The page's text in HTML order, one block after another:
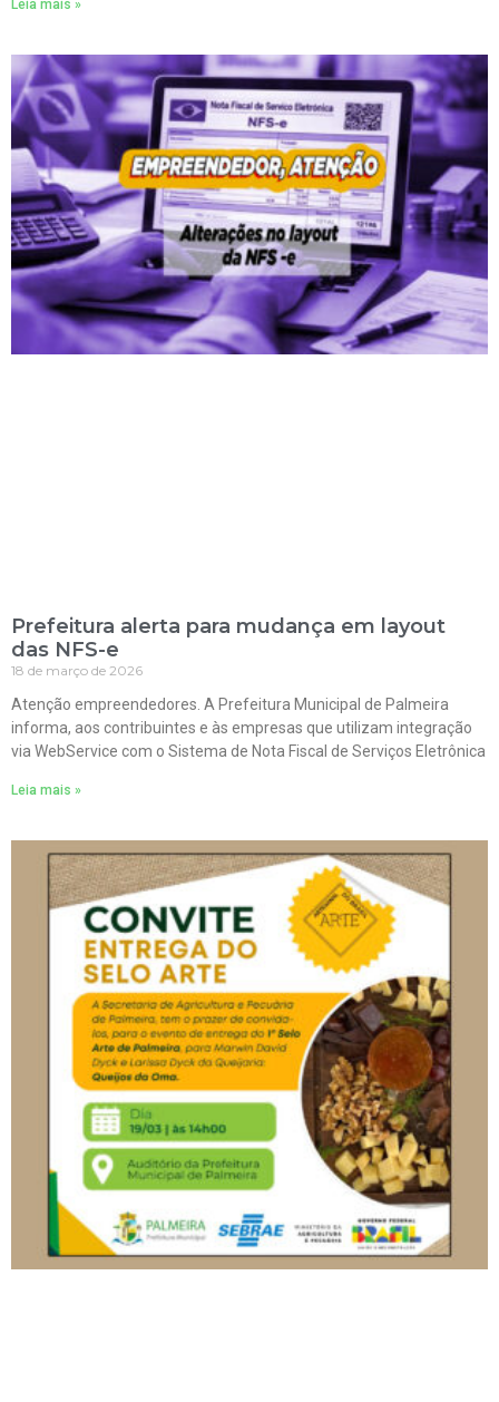
Leia mais »
Prefeitura alerta para mudança em layout
das NFS-e
18 de março de 2026
Atenção empreendedores. A Prefeitura Municipal de Palmeira
informa, aos contribuintes e às empresas que utilizam integração
via WebService com o Sistema de Nota Fiscal de Serviços Eletrônica
Leia mais »